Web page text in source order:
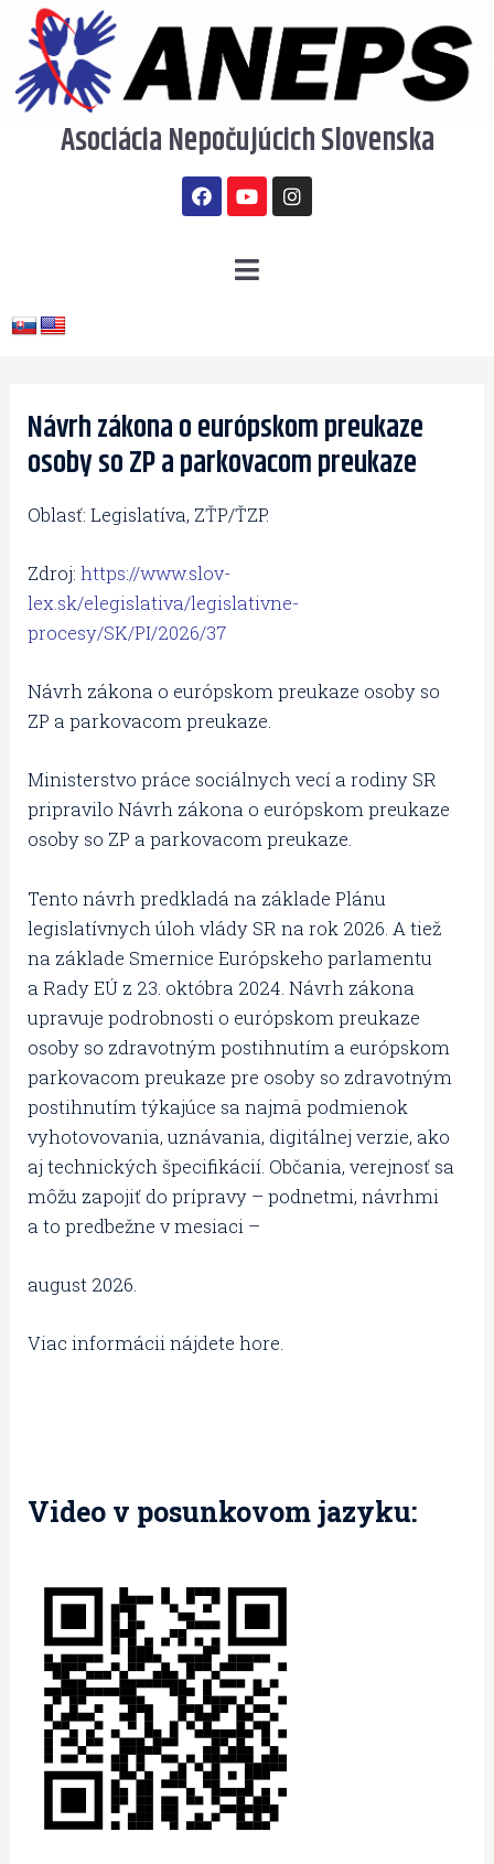
Preskočiť
obsah
Asociácia Nepočujúcich Slovenska
a
c
e
o
u
t
b
e
n
s
t
Menu
Návrh zákona o európskom preukaze
osoby so ZP a parkovacom preukaze
Oblasť: Legislatíva, ZŤP/ŤZP.
Zdroj:https://www.slov-
lex.sk/elegislativa/legislativne-
procesy/SK/PI/2026/37
Návrh zákona o európskom preukaze osoby so
ZP a parkovacom preukaze.
Ministerstvo práce sociálnych vecí a rodiny SR
pripravilo Návrh zákona o európskom preukaze
osoby so ZP a parkovacom preukaze.
Tento návrh predkladá na základe Plánu
legislatívnych úloh vlády SR na rok 2026. A tiež
na základe Smernice Európskeho parlamentu
a Rady EÚ z 23. októbra 2024. Návrh zákona
upravuje podrobnosti o európskom preukaze
osoby so zdravotným postihnutím a európskom
parkovacom preukaze pre osoby so zdravotným
postihnutím týkajúce sa najmä podmienok
vyhotovovania, uznávania, digitálnej verzie, ako
aj technických špecifikácií. Občania, verejnosť sa
môžu zapojiť do prípravy – podnetmi, návrhmi
a to predbežne v mesiaci –
august 2026.
Viac informácii nájdete hore.
Video v posunkovom jazyku: